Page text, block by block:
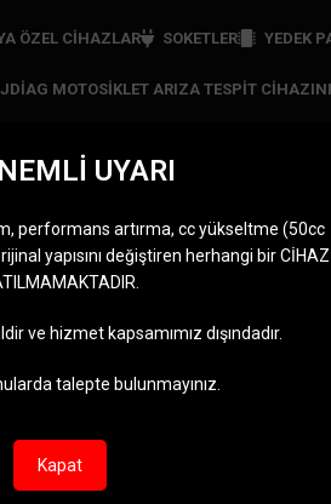
ÖZEL CIHAZLAR SOKETLER YEDEK
MOTOSIKLET ARIZA TESPIT
ÖZEL CIHAZLARMOTOMASTER
olarak etiketlendi
UYARI
performans artırma, cc yükseltme (50cc
yapısını değiştiren herhangi bir CİHAZ
ve hizmet kapsamımız dışındadır.
talepte bulunmayınız.
Kapat